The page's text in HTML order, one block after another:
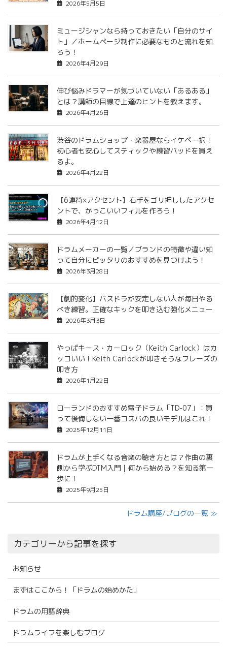
2026年5月5日
ミュージシャンなら持っておきたい「自分のサイ
ト」／ホームページ制作に必要なものと流れを知
ろう！
2026年4月29日
伸び悩みドラマーが気づいていない「あるある」
とは？講師の目線で上達のヒントを教えます。
2026年4月26日
渋谷のドラムショップ・楽器屋ならイケベ一択！
初心者も安心してスティックや練習パッドを買え
るよ。
2026年4月22日
【6連符×アクセント】右手をゴリ押ししたアクセ
ントで、かっこいいフィルを作ろう！
2026年4月12日
ドラムメーカーの一覧／ブランドの特徴や違い知
って自分にピッタリのおすすめを見つけよう！
2026年3月28日
【劇的変化】バスドラが安定しない人が毎日やる
べき練習。正確なキックを叩き込む強化メニュー
2026年3月3日
やっぱキース・カーロック（Keith Carlock）はカ
ッコいい！Keith Carlockが叩きそうなフレーズの
叩き方
2026年1月22日
ローランドのおすすめ電子ドラム「TD-07」：買
って後悔しない一番コスパの良いモデルはこれ！
2025年12月11日
ドラムが上手くなる音楽の聴き方とは？作曲の裏
側から学ぶDTM入門｜何から始める？を知る第一
歩に！
2025年9月25日
ドラム講座/ブログの一覧 ≫
カテゴリーから記事を探す
お知らせ
まずはここから！「ドラムの始めかた」
ドラムの用語辞典
ドラムライフを楽しむブログ